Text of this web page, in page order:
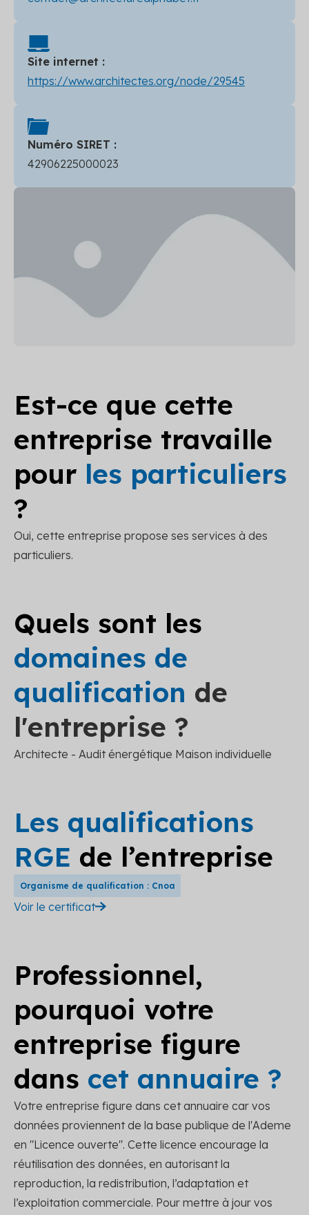
Site internet :
https://www.architectes.org/node/29545
Numéro SIRET :
42906225000023
Est-ce que cette
entreprise travaille
pour les particuliers
?
Oui, cette entreprise propose ses services à des
particuliers.
Quels sont les
domaines de
qualification de
l'entreprise ?
Architecte - Audit énergétique Maison individuelle
Les qualifications
RGE de l’entreprise
Organisme de qualification : Cnoa
Voir le certificat
Professionnel,
pourquoi votre
entreprise figure
dans cet annuaire ?
Votre entreprise figure dans cet annuaire car vos
données proviennent de la base publique de l'Ademe
en "Licence ouverte". Cette licence encourage la
réutilisation des données, en autorisant la
reproduction, la redistribution, l’adaptation et
l’exploitation commerciale. Pour mettre à jour vos